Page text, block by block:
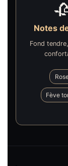
Notes
Fond
Fève